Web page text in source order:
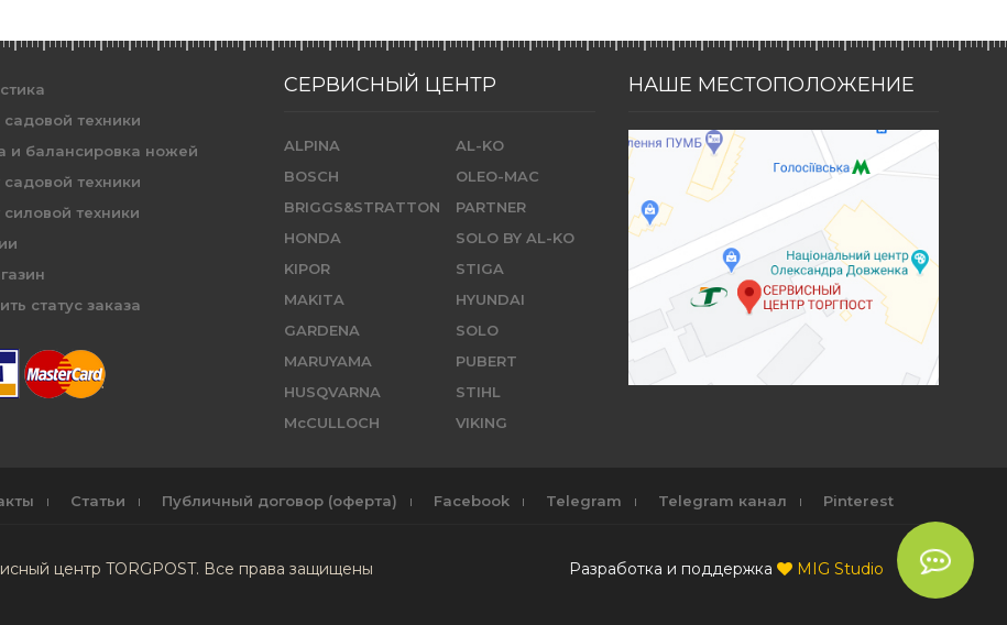
техники
и балансировка ножей
техники
техники
статус заказа
СЕРВИСНЫЙ ЦЕНТР
ALPINA
BOSCH
BRIGGS&STRATTON
HONDA
KIPOR
MAKITA
GARDENA
MARUYAMA
HUSQVARNA
McCULLOCH
AL-KO
OLEO-MAC
PARTNER
SOLO BY AL-KO
STIGA
HYUNDAI
SOLO
PUBERT
STIHL
VIKING
НАШЕ МЕСТОПОЛОЖЕНИЕ
Статьи Публичный договор (оферта) Facebook Telegram Telegram канал Pinterest
центр TORGPOST. Все права защищены Разработка и поддержка MIG Studio